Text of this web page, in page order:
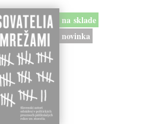
na sklade
novinka